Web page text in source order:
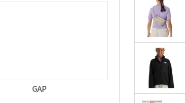
GAP